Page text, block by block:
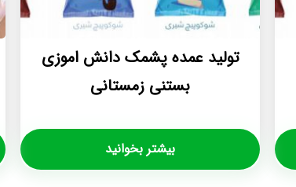
تولید عمده پشمک دانش اموزی
بستنی زمستانی
بیشتر بخوانید